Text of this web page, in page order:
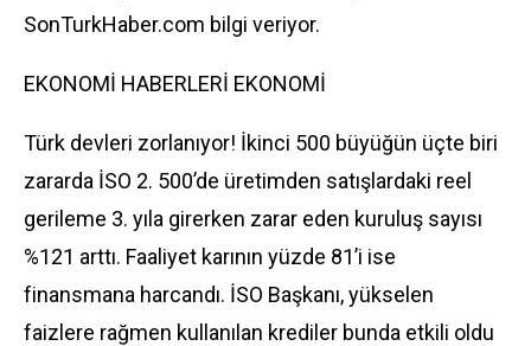
SonTurkHaber.com bilgi veriyor.
EKONOMİ HABERLERİ EKONOMİ
Türk devleri zorlanıyor! İkinci 500 büyüğün üçte biri
zararda İSO 2. 500’de üretimden satışlardaki reel
gerileme 3. yıla girerken zarar eden kuruluş sayısı
%121 arttı. Faaliyet karının yüzde 81’i ise
finansmana harcandı. İSO Başkanı, yükselen
faizlere rağmen kullanılan krediler bunda etkili oldu